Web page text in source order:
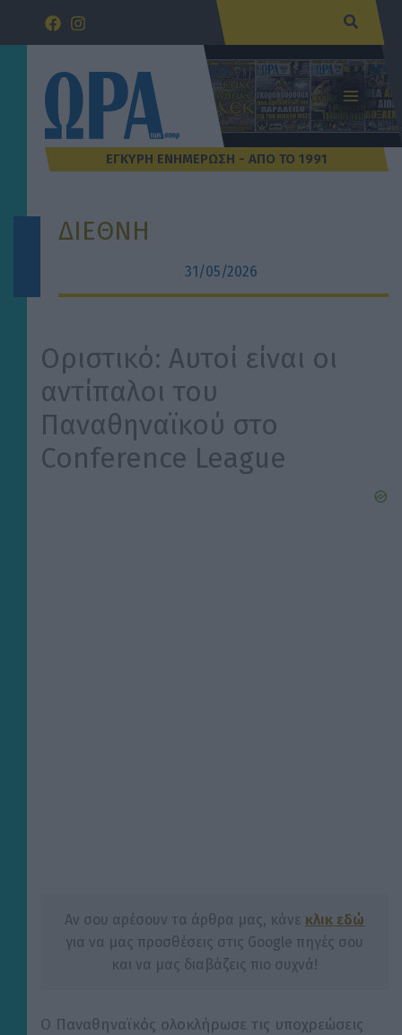
Μετάβαση
ΔΙΕΘΝΗ
31/05/2026
Οριστικό: Αυτοί είναι οι
αντίπαλοι του
Παναθηναϊκού στο
Conference League
Αν σου αρέσουν τα άρθρα μας, κάνε κλικ εδώ
για να μας προσθέσεις στις Google πηγές σου
και να μας διαβάζεις πιο συχνά!
Ο Παναθηναϊκός ολοκλήρωσε τις υποχρεώσεις